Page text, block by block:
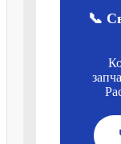
📞